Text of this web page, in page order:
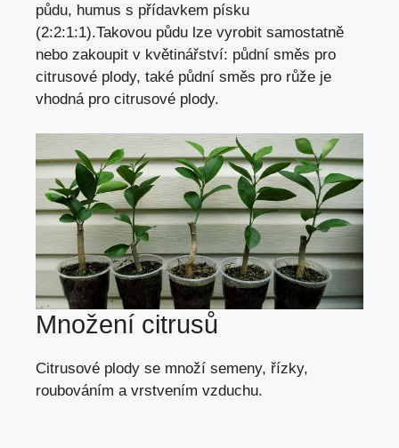
půdu, humus s přídavkem písku
(2:2:1:1).Takovou půdu lze vyrobit samostatně
nebo zakoupit v květinářství: půdní směs pro
citrusové plody, také půdní směs pro růže je
vhodná pro citrusové plody.
Množení citrusů
Citrusové plody se množí semeny, řízky,
roubováním a vrstvením vzduchu.